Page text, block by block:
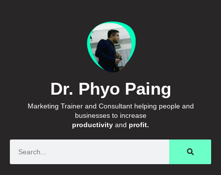
Dr. Phyo Paing
Marketing Trainer and Consultant helping people and
businesses to increase
productivity and profit.